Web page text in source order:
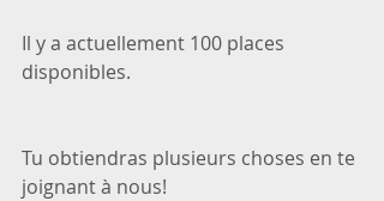
Il y a actuellement 100 places
disponibles.
Tu obtiendras plusieurs choses en te
joignant à nous!